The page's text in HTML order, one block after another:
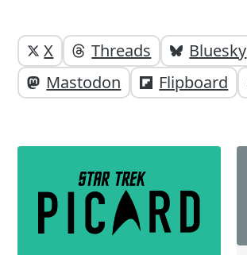
Yazı
altı
elemanları
Yazıyı
paylaşabilirsiniz;
X Threads
Bluesky
Mastodon
Flipboard